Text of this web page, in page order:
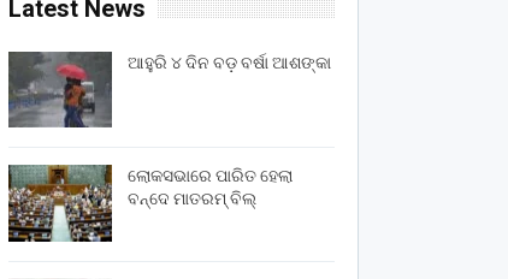
Latest News
ଆହୁରି ୪ ଦିନ ବଡ଼ ବର୍ଷା ଆଶଙ୍କା
ଲୋକସଭାରେ ପାରିତ ହେଲା
ବନ୍ଦେ ମାତରମ୍‌ ବିଲ୍‌